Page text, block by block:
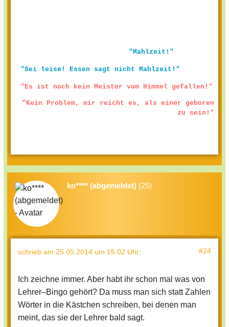
"Mahlzeit!"
"Sei leise! Essen sagt nicht Mahlzeit!"
"Es ist noch kein Meister vom Himmel gefallen!"
"Kein Problem, mir reicht es, als einer geboren
zu sein!"
ko**** (abgemeldet) (25)
schrieb am 25.05.2014 um 15:02 Uhr: #24
Ich zeichne immer. Aber habt ihr schon mal was von
Lehrer–Bingo gehört? Da muss man sich statt Zahlen
Wörter in die Kästchen schreiben, bei denen man
meint, das sie der Lehrer bald sagt.